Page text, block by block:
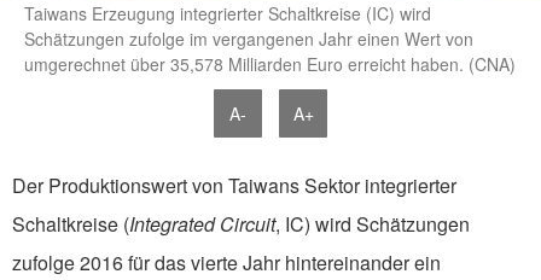
Taiwans Erzeugung integrierter Schaltkreise (IC) wird
Schätzungen zufolge im vergangenen Jahr einen Wert von
umgerechnet über 35,578 Milliarden Euro erreicht haben. (CNA)
A- A+
Der Produktionswert von Taiwans Sektor integrierter
Schaltkreise (Integrated Circuit, IC) wird Schätzungen
zufolge 2016 für das vierte Jahr hintereinander ein